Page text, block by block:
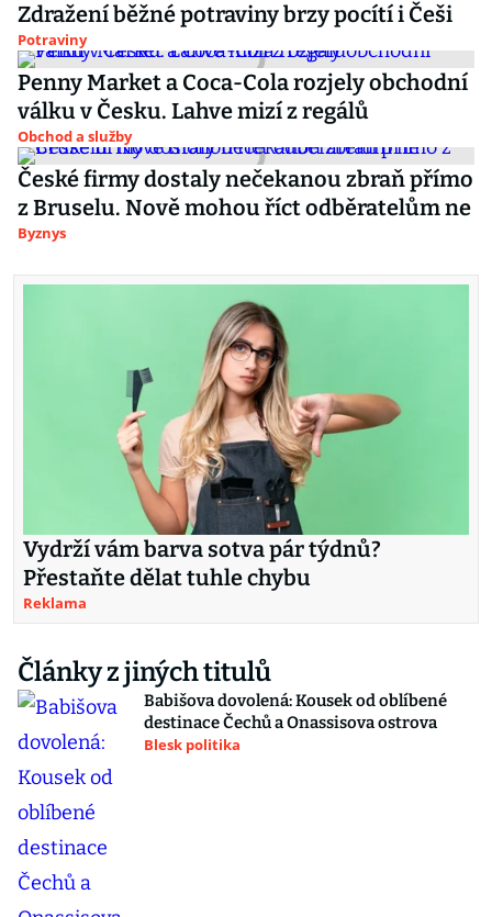
Zdražení běžné potraviny brzy pocítí i Češi
Potraviny
Penny Market a Coca-Cola rozjely obchodní
válku v Česku. Lahve mizí z regálů
Obchod a služby
České firmy dostaly nečekanou zbraň přímo
z Bruselu. Nově mohou říct odběratelům ne
Byznys
Vydrží vám barva sotva pár týdnů?
Přestaňte dělat tuhle chybu
Reklama
Články z jiných titulů
Babišova dovolená: Kousek od oblíbené
destinace Čechů a Onassisova ostrova
Blesk politika